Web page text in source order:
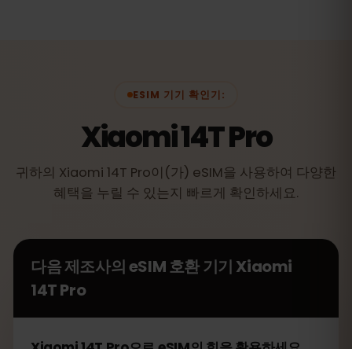
ESIM 기기 확인기:
Xiaomi 14T Pro
귀하의 Xiaomi 14T Pro이(가) eSIM을 사용하여 다양한
혜택을 누릴 수 있는지 빠르게 확인하세요.
다음 제조사의 eSIM 호환 기기 Xiaomi
14T Pro